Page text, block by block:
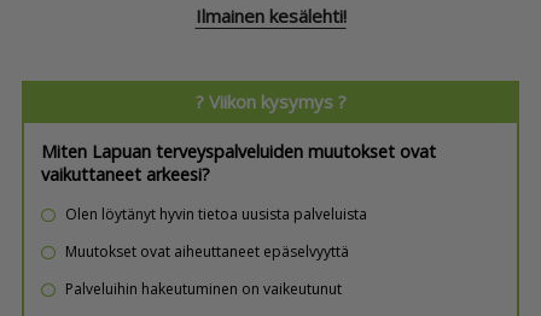
Ilmainen kesälehti!
? Viikon kysymys ?
Miten Lapuan terveyspalveluiden muutokset ovat
vaikuttaneet arkeesi?
Olen löytänyt hyvin tietoa uusista palveluista
Muutokset ovat aiheuttaneet epäselvyyttä
Palveluihin hakeutuminen on vaikeutunut